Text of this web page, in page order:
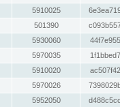
5910025
501390
5930060
5970035
5910020
5970026
5952050